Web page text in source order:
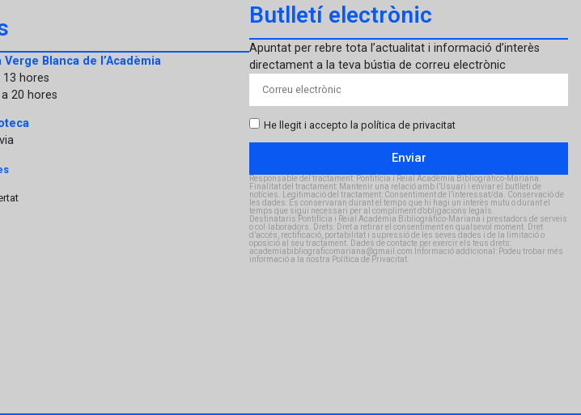
Blanca de l’Acadèmia
13 hores
20 hores
Butlletí electrònic
Apuntat per rebre tota l’actualitat i informació d’interès
directament a la teva bústia de correu electrònic
He llegit i accepto la política de privacitat
Enviar
Responsable del tractament: Pontifícia i Reial Acadèmia Bibliogràfico-Mariana.
Finalitat del tractament: Mantenir una relació amb l’Usuari i enviar el butlletí de
notícies. Legitimació del tractament: Consentiment de l’interessat/da. Conservació de
les dades: Es conservaran durant el temps que hi hagi un interès mutu o durant el
temps que sigui necessari per al compliment d’obligacions legals.
Destinataris:Pontifícia i Reial Acadèmia Bibliogràfico-Mariana i prestadors de serveis
o col·laboradors. Drets: Dret a retirar el consentiment en qualsevol moment. Dret
d’accés, rectificació, portabilitat i supressió de les seves dades i de la limitació o
oposició al seu tractament. Dades de contacte per exercir els teus drets:
academiabibliograficomariana@gmail.com Informació addicional: Podeu trobar més
informació a la nostra Política de Privacitat.